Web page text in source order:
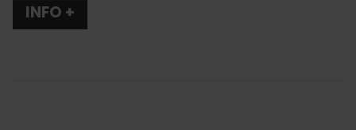
INFO +